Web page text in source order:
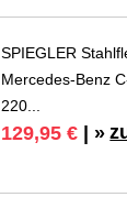
SPIEGLER
Mercedes-Benz
220...
129,95 € | »